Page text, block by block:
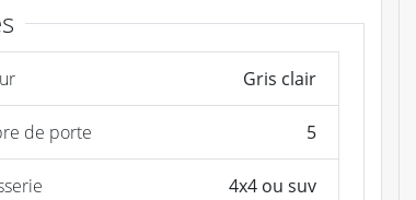
Gris clair
de porte 5
4x4 ou suv